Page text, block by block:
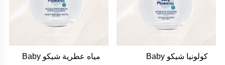
كولونيا شيكو Baby
مياه عطرية شيكو Baby